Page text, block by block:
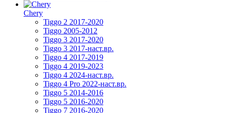
Chery
Tiggo 2 2017-2020
Tiggo 2005-2012
Tiggo 3 2017-2020
Tiggo 3 2017-наст.вр.
Tiggo 4 2017-2019
Tiggo 4 2019-2023
Tiggo 4 2024-наст.вр.
Tiggo 4 Pro 2022-наст.вр.
Tiggo 5 2014-2016
Tiggo 5 2016-2020
Tiggo 7 2016-2020